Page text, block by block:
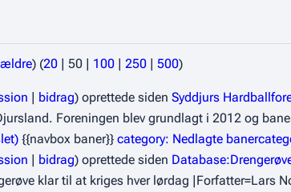
) (20 | 50 | 100 | 250 | 500)
bidrag oprettede siden Syddjurs
Foreningen blev grundlagt i 2012 og
{{navbox baner}} category: Nedlagte baner
bidrag oprettede siden
klar til at kriges hver lørdag |Forfatter=Lars